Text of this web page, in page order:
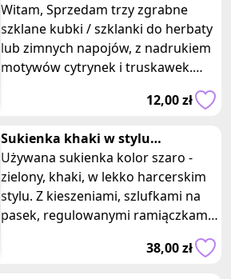
napojów kubek szklany filiżanka
Witam, Sprzedam trzy zgrabne
szklane kubki / szklanki do herbaty
lub zimnych napojów, z nadrukiem
motywów cytrynek i truskawek.
12,00 zł
Sukienka khaki w stylu
harcerskim zapinana z
kieszeniami
Używana sukienka kolor szaro -
zielony, khaki, w lekko harcerskim
stylu. Z kieszeniami, szlufkami na
pasek, regulowanymi ramiączkami,
38,00 zł